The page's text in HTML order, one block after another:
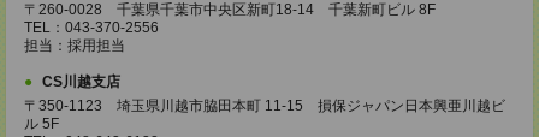
〒260-0028 千葉県千葉市中央区新町18-14 千葉新町ビル 8F
TEL：043-370-2556
担当：採用担当
CS川越支店
〒350-1123 埼玉県川越市脇田本町 11-15 損保ジャパン日本興亜川越ビ
ル 5F